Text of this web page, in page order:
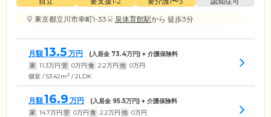
東京都立川市幸町1-33
泉体育館駅から 徒歩3分
月額13.5 万円 (入居金 73.4万円) + 介護保険料
家 11.3万円 管 0万円 食 2.2万円 他 0万円
個室 / 53.42m2 / 2LDK
月額16.9 万円 (入居金 95.5万円) + 介護保険料
家 14.7万円 管 0万円 食 2.2万円 他 0万円